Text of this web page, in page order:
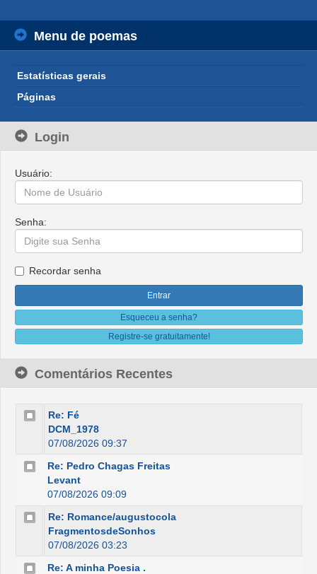
Menu de poemas
Estatísticas gerais
Páginas
Login
Usuário:
Senha:
Recordar senha
Esqueceu a senha?
Registre-se gratuitamente!
Comentários Recentes
Re: Fé
DCM_1978
07/08/2026 09:37
Re: Pedro Chagas Freitas
Levant
07/08/2026 09:09
Re: Romance/augustocola
FragmentosdeSonhos
07/08/2026 03:23
Re: A minha Poesia .